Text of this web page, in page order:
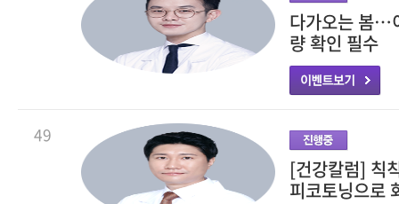
다가오는 봄…
량 확인 필수
49
[건강칼럼] 칙
피코토닝으로